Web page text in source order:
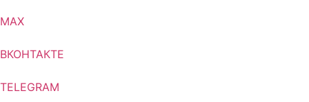
MAX
ВКОНТАКТЕ
TELEGRAM